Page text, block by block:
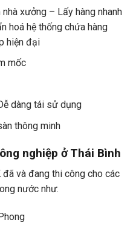
xưởng – Lấy hàng nhanh
hoá hệ thống chứa hàng
hiện đại
mốc
dàng tái sử dụng
thông minh
nghiệp ở Thái Bình
đã và đang thi công cho các
nước như: